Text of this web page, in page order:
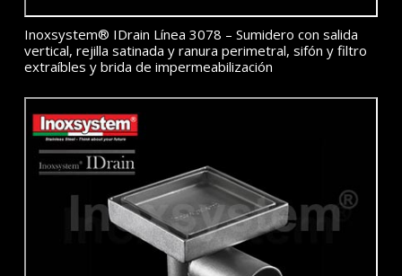
Inoxsystem® IDrain Línea 3078 – Sumidero con salida
vertical, rejilla satinada y ranura perimetral, sifón y filtro
extraíbles y brida de impermeabilización